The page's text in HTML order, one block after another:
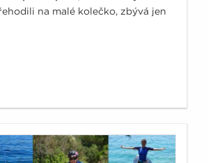
na malé kolečko, zbývá jen